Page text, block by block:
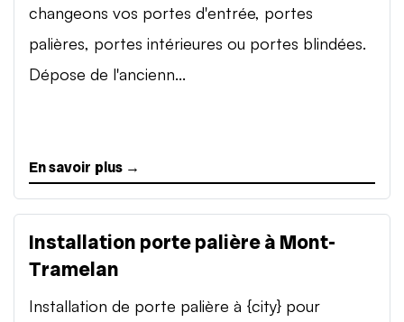
changeons vos portes d'entrée, portes
palières, portes intérieures ou portes blindées.
Dépose de l'ancienn...
En savoir plus →
Installation porte palière à Mont-
Tramelan
Installation de porte palière à {city} pour